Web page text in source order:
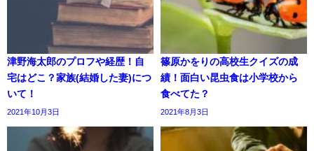
津野海太郎のプロフや経歴！自
宅はどこ？家族(結婚した妻)につ
いて！
2021年10月3日
篠原かをりの高校生クイズの成
績！面白い昆虫食は小学校から
食べてた？
2021年8月3日